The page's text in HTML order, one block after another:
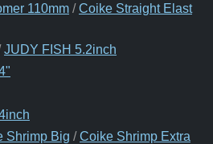
110mm /Coike Straight Elast
JUDY FISH 5.2inch
Shrimp Big /Coike Shrimp Extra